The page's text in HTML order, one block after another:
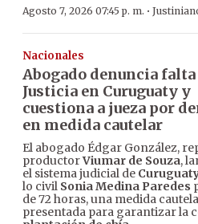
Agosto 7, 2026 07:45 p. m. ·
Nacionales
Abogado denuncia falta
Justicia en Curuguaty y
cuestiona a jueza por
en medida cautelar
El abogado Édgar González,
productorViumar de Souza,
el sistema judicial de
lo civil Sonia Medina Paredes
de 72 horas, una medida
presentada para garantizar la